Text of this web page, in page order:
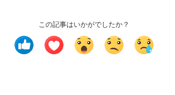
この記事はいかがでしたか？